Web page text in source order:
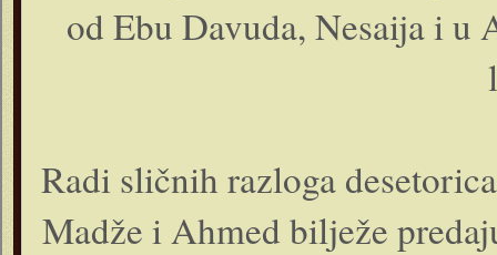
od Ebu Davuda, Nesaija i
Radi sličnih razloga
Madže i Ahmed bilježe